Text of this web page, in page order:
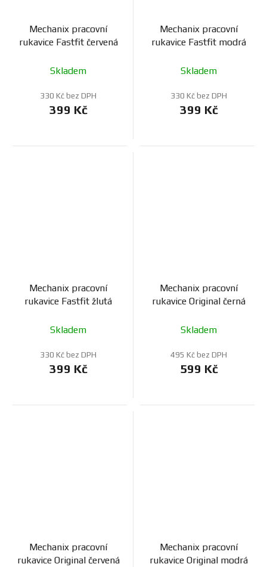
Mechanix pracovní
rukavice Fastfit červená
Skladem
330 Kč bez DPH
399 Kč
Mechanix pracovní
rukavice Fastfit modrá
Skladem
330 Kč bez DPH
399 Kč
Mechanix pracovní
rukavice Fastfit žlutá
Skladem
330 Kč bez DPH
399 Kč
Mechanix pracovní
rukavice Original černá
Skladem
495 Kč bez DPH
599 Kč
Mechanix pracovní
rukavice Original červená
Mechanix pracovní
rukavice Original modrá